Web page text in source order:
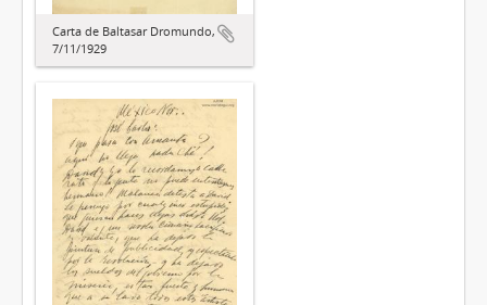
Carta de Baltasar Dromundo,
7/11/1929